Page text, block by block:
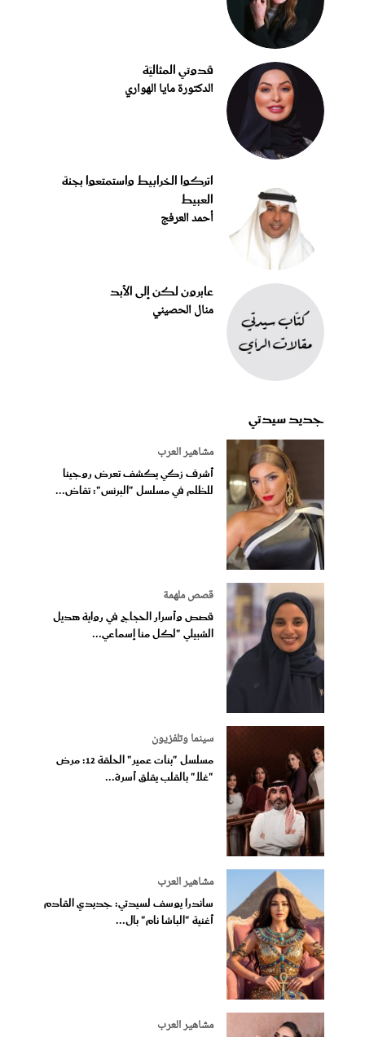
قدوتي المثاليّة
الدكتورة مايا الهواري
اتركوا الخرابيط واستمتعوا بجنة
العبيط
أحمد العرفج
عابرون لكن إلى الأبد
منال الحصيني
جديد سيدتي
مشاهير العرب
أشرف زكي يكشف تعرض روجينا
للظلم في مسلسل "البرنس": تقاض...
قصص ملهمة
قصص وأسرار الحجاج في رواية هديل
الشبيلي "لكل منا إسماعي...
سينما وتلفزيون
مسلسل "بنات عمير" الحلقة 12: مرض
"غلا" بالقلب يقلق أسرة...
مشاهير العرب
ساندرا يوسف لسيدتي: جديدي القادم
أغنية "الباشا نام" بال...
مشاهير العرب